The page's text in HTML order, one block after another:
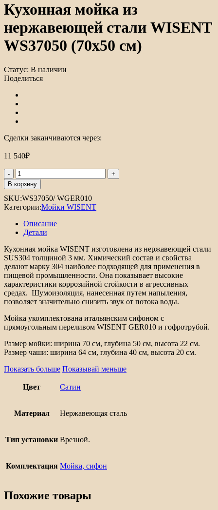
Кухонная мойка из
нержавеющей стали WISENT
WS37050 (70х50 см)
Статус: В наличии
Поделиться
Сделки заканчиваются через:
11 540₽
Количество
товара
Кухонная
мойка
из
стали
WISENT
(70х50
см)
В корзину
SKU:WS37050/ WGER010
Категории:Мойки WISENT
Описание
Детали
Кухонная мойка WISENT изготовлена из нержавеющей стали
SUS304 толщиной 3 мм. Химический состав и свойства
делают марку 304 наиболее подходящей для применения в
пищевой промышленности. Она показывает высокие
характеристики коррозийной стойкости в агрессивных
средах. Шумоизоляция, нанесенная путем напыления,
позволяет значительно снизить звук от потока воды.
Мойка укомплектована итальянским сифоном с
прямоугольным переливом WISENT GER010 и гофротрубой.
Размер мойки: ширина 70 см, глубина 50 см, высота 22 см.
Размер чаши: ширина 64 см, глубина 40 см, высота 20 см.
Показать больше Показывай меньше
Цвет Сатин
Материал Нержавеющая сталь
Тип установки Врезной.
Комплектация Мойка, сифон
Похожие товары